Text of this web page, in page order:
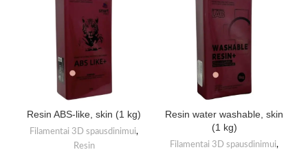
Resin ABS-like, skin (1 kg)
Filamentai 3D spausdinimui,
Resin
Resin water washable, skin
(1 kg)
Filamentai 3D spausdinimui,